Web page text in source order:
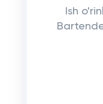
Ish